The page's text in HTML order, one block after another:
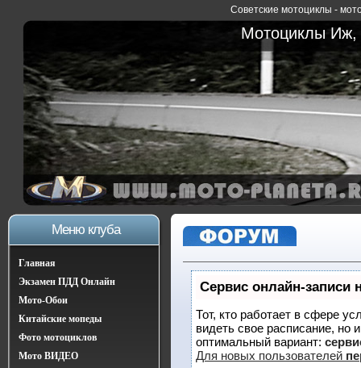
Советские мотоциклы -
Мотоциклы Иж,
Меню клуба
Главная
Экзамен ПДД Онлайн
Мото-Обои
Китайские мопеды
Фото мотоциклов
Мото ВИДЕО
Сервис онлайн-записи
Тот, кто работает в сфере
видеть свое расписание,
оптимальный вариант:
Для новых пользователей